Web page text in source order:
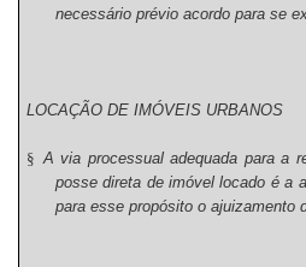
necessário prévio acordo para se
LOCAÇÃO DE IMÓVEIS URBANOS
§ A via processual adequada para a
posse direta de imóvel locado é a
para esse propósito o ajuizamento